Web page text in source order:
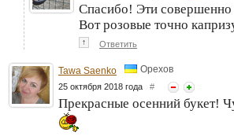
Спасибо! Эти совершенно
Вот розовые точно
↑ Ответить
Tawa Saenko Орехов
25 октября 2018 года #
Прекрасные осенний букет!